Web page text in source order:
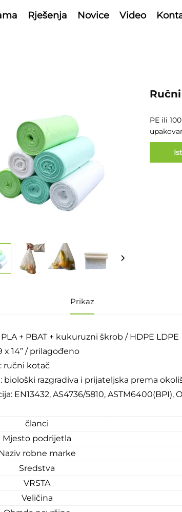
Rješenja Novice Video
PE ili
Prikaz
+ PBAT + kukuruzni škrob / HDPE LDPE
x 14” / prilagođeno
ručni kotač
biološki razgradiva i prijateljska prema
EN13432, AS4736/5810, ASTM6400(BPI),
članci
Mjesto podrijetla
robne marke
Sredstva
VRSTA
Veličina